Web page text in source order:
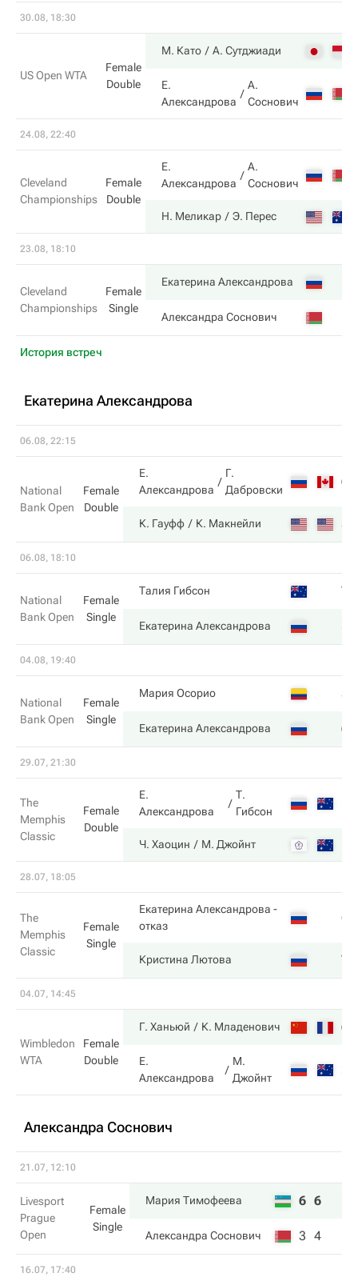
30.08, 18:30
US Open WTA
Female
Double
М. Като А. Сутджиади
Е.
Александрова
А.
Соснович
24.08, 22:40
Cleveland
Championships
Female
Double
Е.
Александрова
А.
Соснович
Н. Меликар Э. Перес
23.08, 18:10
Cleveland
Championships
Female
Single
Екатерина Александрова
Александра Соснович
История встреч
Екатерина Александрова
06.08, 22:15
National
Bank Open
Female
Double
Е.
Александрова
Г.
Дабровски
6
К. Гауфф К. Макнейли 3
06.08, 18:10
National
Bank Open
Female
Single
Талия Гибсон 7
Екатерина Александрова 5
04.08, 19:40
National
Bank Open
Female
Single
Мария Осорио 3
Екатерина Александрова 6
29.07, 21:30
The
Memphis
Classic
Female
Double
Е.
Александрова
Т.
Гибсон
Ч. Хаоцин М. Джойнт
28.07, 18:05
The
Memphis
Classic
Female
Single
Екатерина Александрова -
отказ
6
Кристина Лютова 7
04.07, 14:45
Wimbledon
WTA
Female
Double
Г. Ханьюй К. Младенович 6
Е.
Александрова
М.
Джойнт
2
Александра Соснович
21.07, 12:10
Livesport
Prague
Open
Female
Single
Мария Тимофеева 6 6
Александра Соснович 3 4
16.07, 17:40